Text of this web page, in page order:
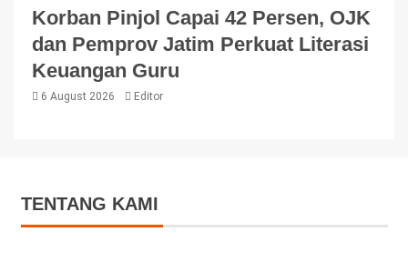
Korban Pinjol Capai 42 Persen, OJK
dan Pemprov Jatim Perkuat Literasi
Keuangan Guru
6 August 2026 Editor
TENTANG KAMI